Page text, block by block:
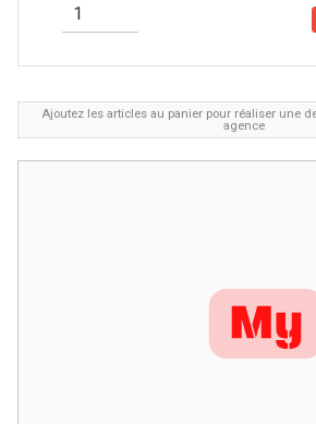
Ajoutez les articles au panier pour réaliser une
agence